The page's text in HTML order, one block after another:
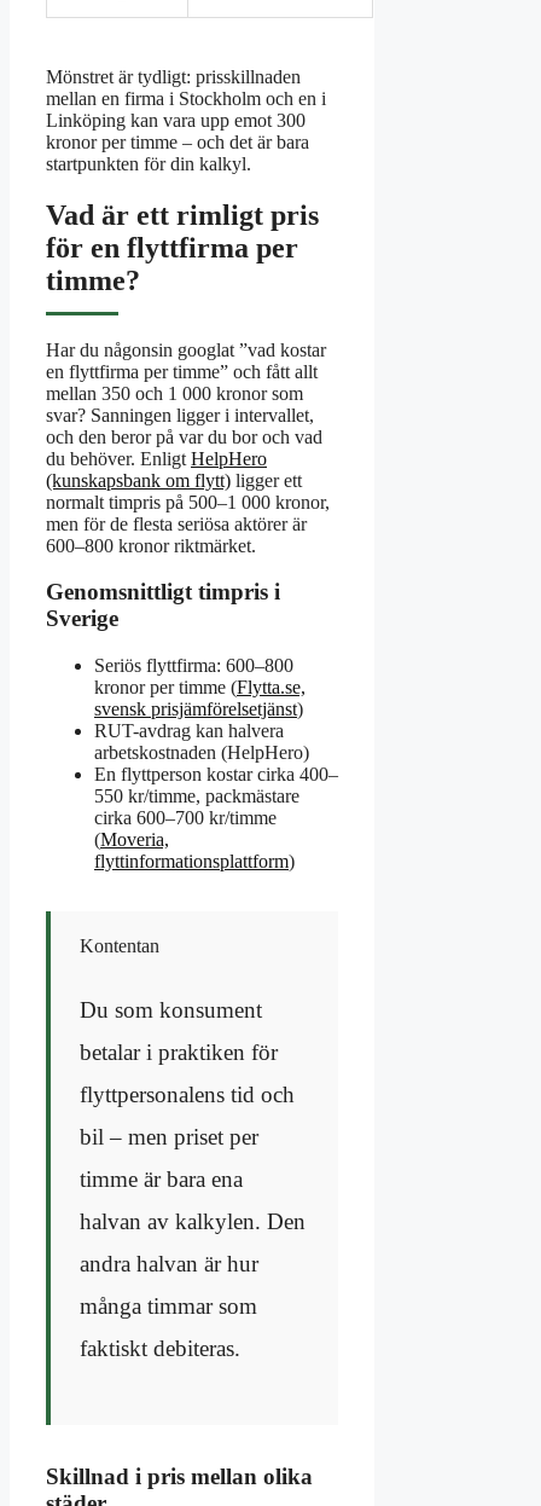
Mönstret är tydligt: prisskillnaden
mellan en firma i Stockholm och en i
Linköping kan vara upp emot 300
kronor per timme – och det är bara
startpunkten för din kalkyl.
Vad är ett rimligt pris
för en flyttfirma per
timme?
Har du någonsin googlat ”vad kostar
en flyttfirma per timme” och fått allt
mellan 350 och 1 000 kronor som
svar? Sanningen ligger i intervallet,
och den beror på var du bor och vad
du behöver. Enligt HelpHero
(kunskapsbank om flytt) ligger ett
normalt timpris på 500–1 000 kronor,
men för de flesta seriösa aktörer är
600–800 kronor riktmärket.
Genomsnittligt timpris i
Sverige
Seriös flyttfirma: 600–800
kronor per timme (Flytta.se,
svensk prisjämförelsetjänst)
RUT-avdrag kan halvera
arbetskostnaden (HelpHero)
En flyttperson kostar cirka 400–
550 kr/timme, packmästare
cirka 600–700 kr/timme
(Moveria,
flyttinformationsplattform)
Kontentan
Du som konsument
betalar i praktiken för
flyttpersonalens tid och
bil – men priset per
timme är bara ena
halvan av kalkylen. Den
andra halvan är hur
många timmar som
faktiskt debiteras.
Skillnad i pris mellan olika